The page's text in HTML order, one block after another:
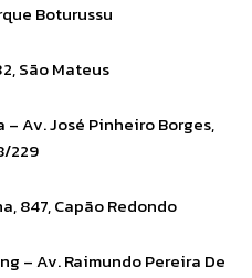
Boturussu
São Mateus
Av. José Pinheiro Borges,
229
847, Capão Redondo
– Av. Raimundo Pereira De